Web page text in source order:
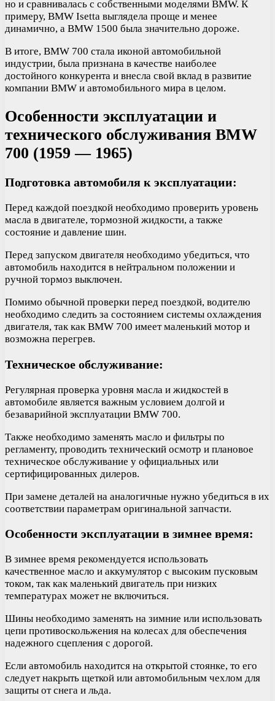
но и сравнивалась с собственными моделями BMW. К
примеру, BMW Isetta выглядела проще и менее
динамично, а BMW 1500 была значительно дороже.
В итоге, BMW 700 стала иконой автомобильной
индустрии, была признана в качестве наиболее
достойного конкурента и внесла свой вклад в развитие
компании BMW и автомобильного мира в целом.
Особенности эксплуатации и
технического обслуживания BMW
700 (1959 — 1965)
Подготовка автомобиля к эксплуатации:
Перед каждой поездкой необходимо проверить уровень
масла в двигателе, тормозной жидкости, а также
состояние и давление шин.
Перед запуском двигателя необходимо убедиться, что
автомобиль находится в нейтральном положении и
ручной тормоз выключен.
Помимо обычной проверки перед поездкой, водителю
необходимо следить за состоянием системы охлаждения
двигателя, так как BMW 700 имеет маленький мотор и
возможна перегрев.
Техническое обслуживание:
Регулярная проверка уровня масла и жидкостей в
автомобиле является важным условием долгой и
безаварийной эксплуатации BMW 700.
Также необходимо заменять масло и фильтры по
регламенту, проводить технический осмотр и плановое
техническое обслуживание у официальных или
сертифицированных дилеров.
При замене деталей на аналогичные нужно убедиться в их
соответствии параметрам оригинальной запчасти.
Особенности эксплуатации в зимнее время:
В зимнее время рекомендуется использовать
качественное масло и аккумулятор с высоким пусковым
током, так как маленький двигатель при низких
температурах может не включиться.
Шины необходимо заменять на зимние или использовать
цепи противоскольжения на колесах для обеспечения
надежного сцепления с дорогой.
Если автомобиль находится на открытой стоянке, то его
следует накрыть щеткой или автомобильным чехлом для
защиты от снега и льда.